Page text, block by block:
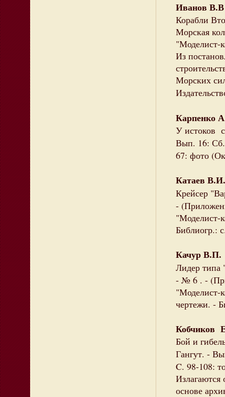
Иванов В.В
Корабли
Морская
"Моделист-
Из
Морских
Карпенко
У истоков
Вып. 16: Сб.
67: фото
Катаев В.И.
Крейсер
-
"Моделист-
Библиогр.:
Качур В.П.
Лидер типа
- № 6 . -
"Моделист-
чертежи. -
Кобчиков
Бой и
Гангут. -
C. 98-108:
Излагаются
основе